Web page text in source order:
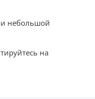
и небольшой
на